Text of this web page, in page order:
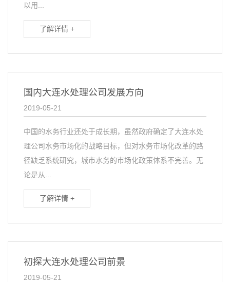
以用...
了解详情 +
国内大连水处理公司发展方向
2019-05-21
中国的水务行业还处于成长期，虽然政府确定了大连水处
理公司水务市场化的战略目标，但对水务市场化改革的路
径缺乏系统研究，城市水务的市场化政策体系不完善。无
论是从...
了解详情 +
初探大连水处理公司前景
2019-05-21